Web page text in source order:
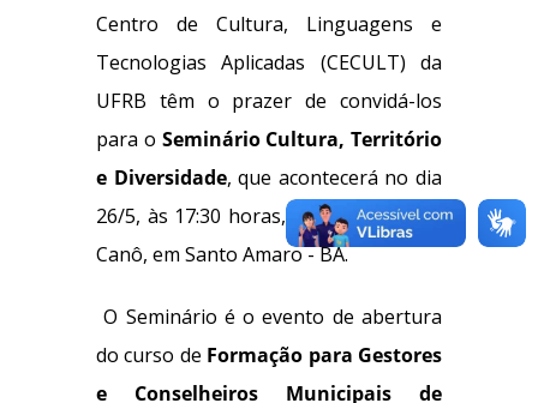
Centro de Cultura, Linguagens e
Tecnologias Aplicadas (CECULT) da
UFRB têm o prazer de convidá-los
para o Seminário Cultura, Território
e Diversidade, que acontecerá no dia
26/5, às 17:30 horas, no Teatro Dona
Canô, em Santo Amaro - BA.
O Seminário é o evento de abertura
do curso de Formação para Gestores
e Conselheiros Municipais de